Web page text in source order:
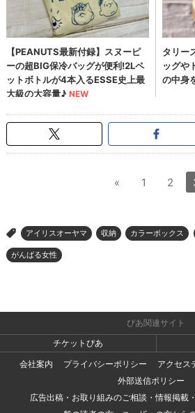
« 1 2
> アイリスオーヤマ 収納 カラーボックス
がんばる女性
ぴあ関連サイト
チケットぴあ
会社案内
プライバシーポリシー
アクセス
外部送信ポリシー
広告出稿・お取り組みのご相談・情報掲載